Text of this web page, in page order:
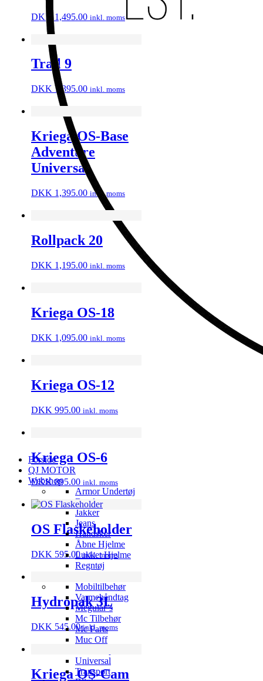
Forside
QJ MOTOR
Webshop
Armor Undertøj
Bandana
Jakker
Jeans
Handsker
Åbne Hjelme
Lukket Hjelme
Regntøj
Mobiltilbehør
Varmehåndtag
Meguiar’s
Mc Tilbehør
Mc Parts
Muc Off
Universal
Transport
DKK1,495.00 inkl. moms
Trail 9
DKK 1,395.00 inkl. moms
Kriega OS-Base
Adventure
Universal
DKK 1,395.00 inkl. moms
Rollpack 20
DKK 1,195.00 inkl. moms
Kriega OS-18
DKK 1,095.00 inkl. moms
Kriega OS-12
DKK 995.00 inkl. moms
Kriega OS-6
DKK895.00 inkl. moms
OS Flaskeholder
DKK 595.00 inkl. moms
Hydropak 3L
DKK 545.00 inkl. moms
Kriega OS-Cam